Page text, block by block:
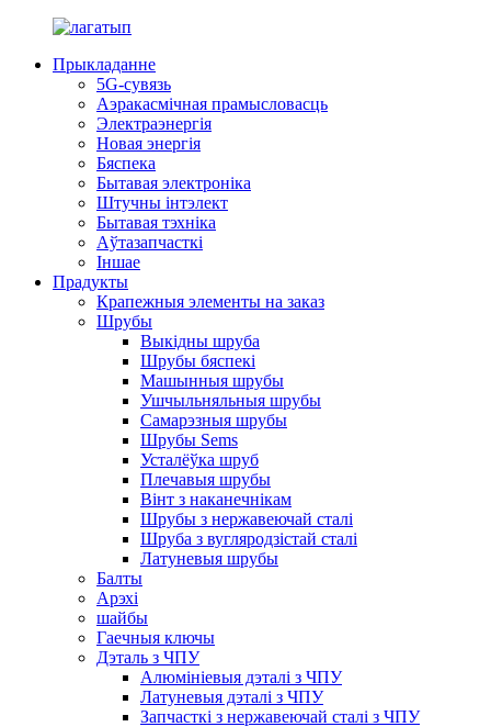
Прыкладанне
5G-сувязь
Аэракасмічная прамысловасць
Электраэнергія
Новая энергія
Бяспека
Бытавая электроніка
Штучны інтэлект
Бытавая тэхніка
Аўтазапчасткі
Іншае
Прадукты
Крапежныя элементы на заказ
Шрубы
Выкідны шруба
Шрубы бяспекі
Машынныя шрубы
Ушчыльняльныя шрубы
Самарэзныя шрубы
Шрубы Sems
Усталёўка шруб
Плечавыя шрубы
Вінт з наканечнікам
Шрубы з нержавеючай сталі
Шруба з вугляродзістай сталі
Латуневыя шрубы
Балты
Арэхі
шайбы
Гаечныя ключы
Дэталь з ЧПУ
Алюмініевыя дэталі з ЧПУ
Латуневыя дэталі з ЧПУ
Запчасткі з нержавеючай сталі з ЧПУ